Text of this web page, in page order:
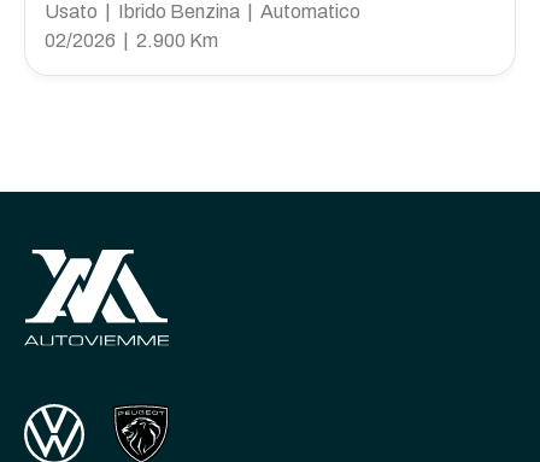
Usato | Ibrido Benzina | Automatico
02/2026 | 2.900 Km